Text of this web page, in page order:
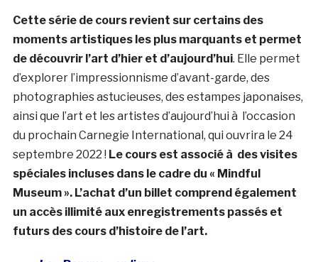
Cette série de cours revient sur certains des
moments artistiques les plus marquants et permet
de découvrir l’art d’hier et d’aujourd’hui. Elle permet
d’explorer l’impressionnisme d’avant-garde, des
photographies astucieuses, des estampes japonaises,
ainsi que l’art et les artistes d’aujourd’hui à l’occasion
du prochain Carnegie International, qui ouvrira le 24
septembre 2022 ! Le cours est associé à des visites
spéciales incluses dans le cadre du « Mindful
Museum ». L’achat d’un billet comprend également
un accès illimité aux enregistrements passés et
futurs des cours d’histoire de l’art.